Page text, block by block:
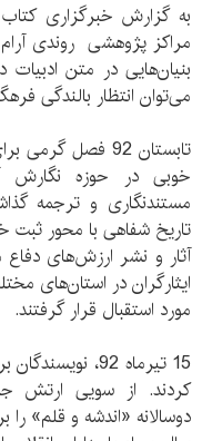
مراکز پژوهشی روندی
بنیان‌هایی در متن
می‌توان انتظار بالندگی فرهگ
تابستان 92 فصل
خوبی در حوزه نگارش
مستند‌نگاری و ترجمه
تاریخ شفاهی با محور ثبت
آثار و نشر ارزش‌های دفاع
ایثارگران در استان‌های
مورد استقبال قرار گرفتند.
15 تیرماه 92،
کردند. از سویی ارتش
دوسالانه «اندشه و قلم» را